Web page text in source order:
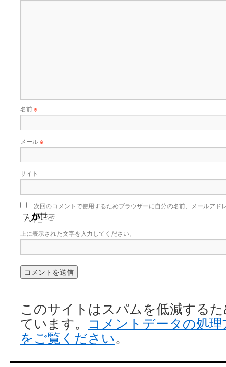
名前※
メール※
サイト
次回のコメントで使用するためブラウザーに自分の名前、メールアド
上に表示された文字を入力してください。
このサイトはスパムを低減するた
ています。
コメントデータの処
をご覧ください。